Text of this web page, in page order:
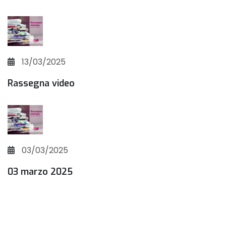
13/03/2025
Rassegna video
03/03/2025
03 marzo 2025